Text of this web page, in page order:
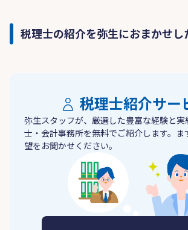
税理士の紹介を弥生におまかせし
税理士紹介サー
弥生スタッフが、厳選した豊富な経験と実
士・会計事務所を無料でご紹介します。ま
望をお聞かせください。